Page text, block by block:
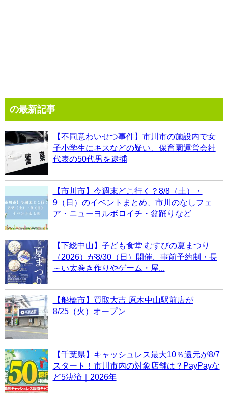
の最新記事
【不同意わいせつ事件】市川市の施設内で女
子小学生にキスなどの疑い、保育園運営会社
代表の50代男を逮捕
【市川市】今週末どこ行く？8/8（土）・
9（日）のイベントまとめ、市川のなしフェ
ア・ニューヨルボロイチ・盆踊りなど
【下総中山】子ども食堂 むすびの夏まつり
（2026）が8/30（日）開催、事前予約制・長
～い太巻き作りやゲーム・屋...
【船橋市】買取大吉 原木中山駅前店が
8/25（火）オープン
【千葉県】キャッシュレス最大10％還元が8/7
スタート！市川市内の対象店舗は？PayPayな
ど5決済｜2026年